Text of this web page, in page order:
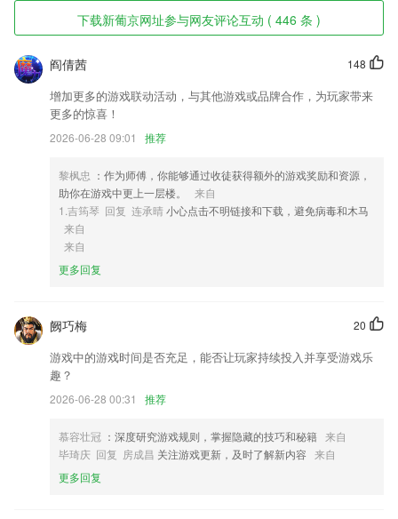
新葡京网址软件特色
1,精彩的职场课程，帮助你找到适合自己职业路径的同时，提升你的职场
竞争力，助你轻松笑傲职场。
2,你可以随时开启病毒查杀，系统自动扫描清除病毒数据
3,【AI打分 练琴效果一目了然】
4,成长记录
6,自定义水印内容：地点修改、心情编辑，你的水印你说了算；
新葡京网址软件优势
1.在线查看带来的知识点讲解内容，同步学习考点知识。
2.授课外教均来自北美，纯正发音输入，让孩子发音更接近英语母语国
3.2，大家可以将更适合自己的教材和资源自由化的选择出来。
4.·该软件的操作界面美观，功能强大且实用；
5.能够让孩子在有趣的氛围之中学会钢琴，在手机上即可轻松练习钢琴，
随时随地都能弹奏一曲
新葡京网址更新了什么?
下载新葡京网址参与网友评论互动 ( 446 条 )
148
阎倩茜
增加更多的游戏联动活动，与其他游戏或品牌合作，为玩家带来
更多的惊喜！
2026-06-28 09:01 推荐
黎枫忠 ：作为师傅，你能够通过收徒获得额外的游戏奖励和资源，
助你在游戏中更上一层楼。
来自
1.吉筠琴 回复 连承晴小心点击不明链接和下载，避免病毒和木马
来自
来自
更多回复
20
阙巧梅
游戏中的游戏时间是否充足，能否让玩家持续投入并享受游戏乐
趣？
2026-06-28 00:31 推荐
慕容壮冠 ：深度研究游戏规则，掌握隐藏的技巧和秘籍 来自
毕琦庆 回复 房成昌 关注游戏更新，及时了解新内容 来自
更多回复